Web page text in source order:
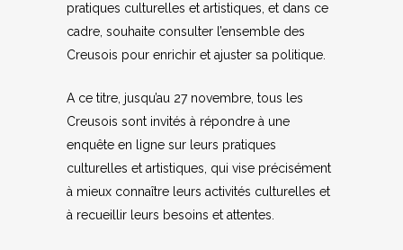
pratiques culturelles et artistiques, et dans ce
cadre, souhaite consulter l’ensemble des
Creusois pour enrichir et ajuster sa politique.
A ce titre, jusqu’au 27 novembre, tous les
Creusois sont invités à répondre à une
enquête en ligne sur leurs pratiques
culturelles et artistiques, qui vise précisément
à mieux connaître leurs activités culturelles et
à recueillir leurs besoins et attentes.